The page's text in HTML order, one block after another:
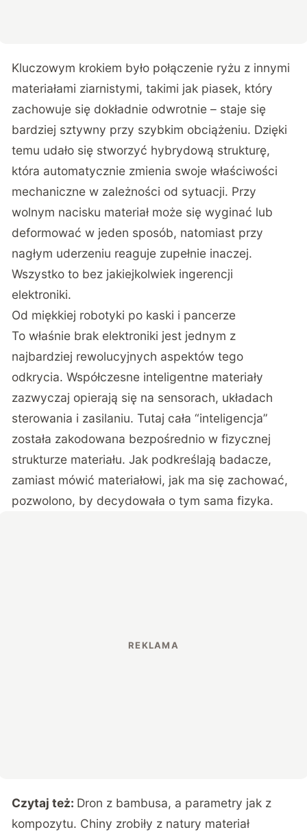
Kluczowym krokiem było połączenie ryżu z innymi
materiałami ziarnistymi, takimi jak piasek, który
zachowuje się dokładnie odwrotnie – staje się
bardziej sztywny przy szybkim obciążeniu. Dzięki
temu udało się stworzyć hybrydową strukturę,
która automatycznie zmienia swoje właściwości
mechaniczne w zależności od sytuacji. Przy
wolnym nacisku materiał może się wyginać lub
deformować w jeden sposób, natomiast przy
nagłym uderzeniu reaguje zupełnie inaczej.
Wszystko to bez jakiejkolwiek ingerencji
elektroniki.
Od miękkiej robotyki po kaski i pancerze
To właśnie brak elektroniki jest jednym z
najbardziej rewolucyjnych aspektów tego
odkrycia. Współczesne inteligentne materiały
zazwyczaj opierają się na sensorach, układach
sterowania i zasilaniu. Tutaj cała “inteligencja”
została zakodowana bezpośrednio w fizycznej
strukturze materiału. Jak podkreślają badacze,
zamiast mówić materiałowi, jak ma się zachować,
pozwolono, by decydowała o tym sama fizyka.
Czytaj też: Dron z bambusa, a parametry jak z
kompozytu. Chiny zrobiły z natury materiał